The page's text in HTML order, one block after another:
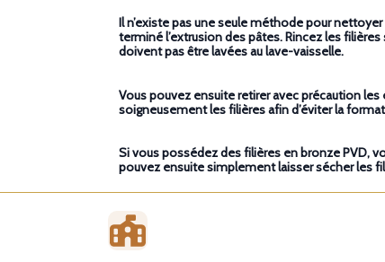
Il n’existe pas une seule méthode pour
terminé l’extrusion des pâtes. Rincez les
doivent pas être lavées au lave-vaisselle.
Vous pouvez ensuite retirer avec précaution les
soigneusement les filières afin d’éviter la
Si vous possédez des filières en bronze PVD,
pouvez ensuite simplement laisser sécher les